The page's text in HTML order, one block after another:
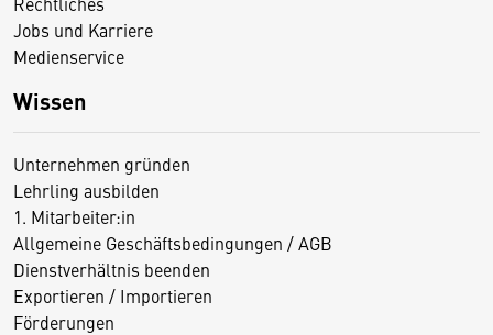
Jobs und Karriere
Medienservice
Wissen
Unternehmen gründen
Lehrling ausbilden
1. Mitarbeiter:in
Allgemeine Geschäftsbedingungen / AGB
Dienstverhältnis beenden
Exportieren / Importieren
Förderungen